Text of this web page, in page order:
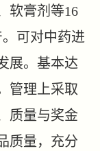
软膏剂等16
可对中药进
展。基本达
管理上采取
质量与奖金
质量，充分